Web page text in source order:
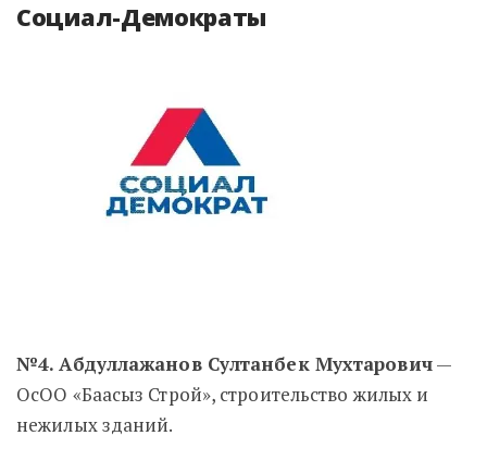
Социал-Демократы
№4. Абдуллажанов Султанбек Мухтарович—
ОсОО «Баасыз Строй», строительство жилых и
нежилых зданий.